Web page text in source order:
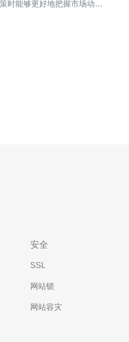
时能够更好地把握市场动
家知名的云服务提供商，拥
安全
SSL
网站锁
网站容灾